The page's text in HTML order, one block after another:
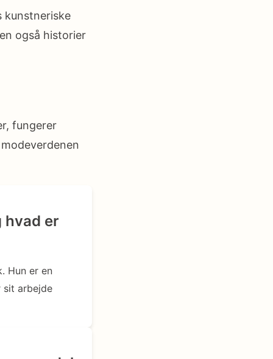
kunstneriske
også historier
fungerer
hvad er
Hun er en
sit arbejde